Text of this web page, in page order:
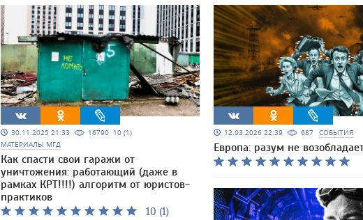
30.11.2025 21:33 16790 10 (1)
МАТЕРИАЛЫ МГД
Как спасти свои гаражи от
уничтожения: работающий (даже в
рамках КРТ!!!!) алгоритм от юристов-
практиков
10 (1)
12.03.2026 22:39 687 СОБЫТИЯ
Европа: разум не